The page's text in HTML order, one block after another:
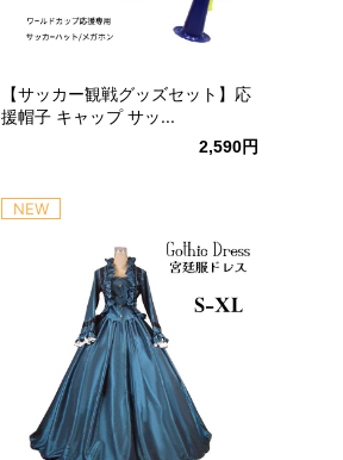
【サッカー観戦グッズセット】応
援帽子 キャップ サッ...
2,590円
NEW